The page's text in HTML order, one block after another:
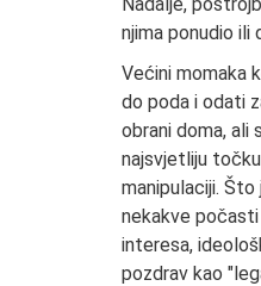
njima ponudio ili
Većini momaka
do poda i odati
obrani doma, ali
najsvjetliju
manipulaciji.
nekakve počasti
interesa,
pozdrav kao